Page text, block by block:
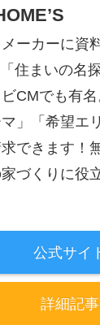
ーカーに資
住まいの名
CMでも有名
マ」「希望エ
できます！
づくりに役
公式サイ
詳細記事